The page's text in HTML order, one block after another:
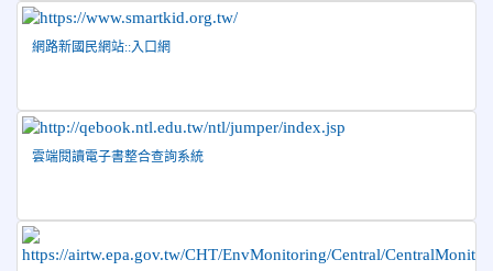
2026-06-09
榮譽
賀 本校籃球隊參加 2026花蓮縣第46屆假
日盃籃球賽 榮獲季軍！
齡游泳錦標賽榮獲佳績！
2026-06-02
賀 本校跆拳道隊參加 115年花蓮縣「縣
2026-05-03
榮譽
賀! 本校參加全縣低年級英語口說比賽-
Show and Tell榮獲佳績
網路新國民網站::入口網
雲端閱讀電子書整合查詢系統